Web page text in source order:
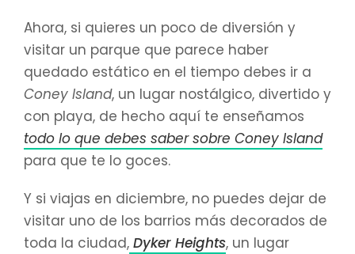
Ahora, si quieres un poco de diversión y
visitar un parque que parece haber
quedado estático en el tiempo debes ir a
Coney Island, un lugar nostálgico, divertido y
con playa, de hecho aquí te enseñamos
todo lo que debes saber sobre Coney Island
para que te lo goces.
Y si viajas en diciembre, no puedes dejar de
visitar uno de los barrios más decorados de
toda la ciudad, Dyker Heights, un lugar